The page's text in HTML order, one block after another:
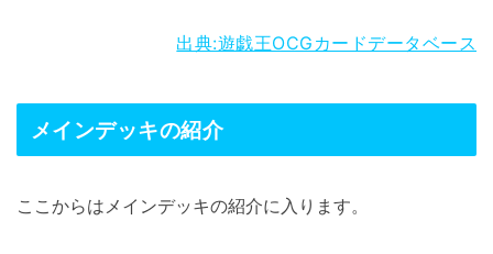
出典:遊戯王OCGカードデータベース
メインデッキの紹介
ここからはメインデッキの紹介に入ります。